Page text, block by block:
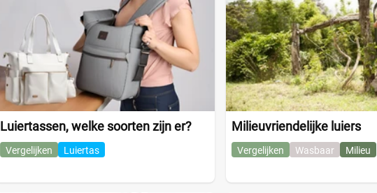
Luiertassen, welke soorten zijn er?
Vergelijken Luiertas
Milieuvriendelijke luiers
Vergelijken Wasbaar Milieu